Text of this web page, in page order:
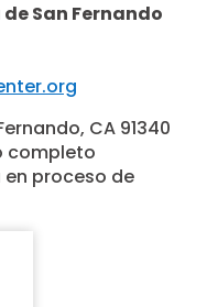
San Fernando
CA 91340
completo
en proceso de